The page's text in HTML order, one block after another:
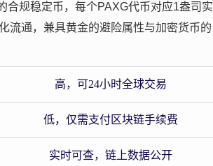
规稳定币，每个PAXG代币对应1盎司实
流通，兼具黄金的避险属性与加密货币的
高，可24小时全球交易
低，仅需支付区块链手续费
实时可查，链上数据公开